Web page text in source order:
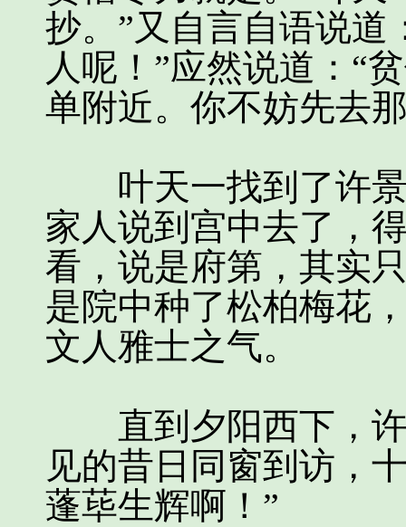
抄。”又自言自语说道
人呢！”应然说道：“
单附近。你不妨先去
叶天一找到了许景
家人说到宫中去了，
看，说是府第，其实
是院中种了松柏梅花
文人雅士之气。
直到夕阳西下，许
见的昔日同窗到访，
蓬荜生辉啊！”